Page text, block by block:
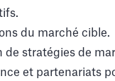
du marché cible.
de stratégies de
et partenariats